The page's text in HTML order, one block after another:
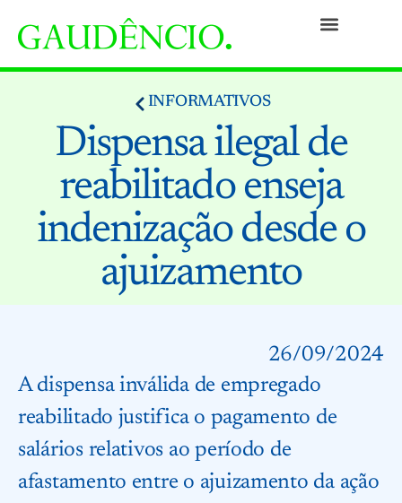
INFORMATIVOS
Dispensa ilegal de
reabilitado enseja
indenização desde o
ajuizamento
26/09/2024
A dispensa inválida de empregado
reabilitado justifica o pagamento de
salários relativos ao período de
afastamento entre o ajuizamento da ação